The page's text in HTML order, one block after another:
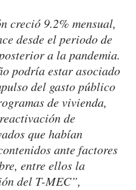
creció 9.2% mensual,
desde el periodo de
a la pandemia.
podría estar asociado
del gasto público
de vivienda,
de
que habían
ante factores
entre ellos la
del T-MEC”,